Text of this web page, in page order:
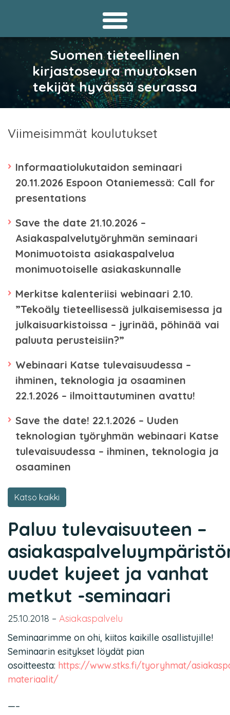
Suomen tieteellinen
kirjastoseura muutoksen
tekijät hyvässä seurassa
Viimeisimmät koulutukset
Informaatiolukutaidon seminaari
20.11.2026 Espoon Otaniemessä: Call for
presentations
Save the date 21.10.2026 –
Asiakaspalvelutyöryhmän seminaari
Monimuotoista asiakaspalvelua
monimuotoiselle asiakaskunnalle
Merkitse kalenteriisi webinaari 2.10.
”Tekoäly tieteellisessä julkaisemisessa ja
julkaisuarkistoissa – jyrinää, pöhinää vai
paluuta perusteisiin?”
Webinaari Katse tulevaisuudessa –
ihminen, teknologia ja osaaminen
22.1.2026 – ilmoittautuminen avattu!
Save the date! 22.1.2026 – Uuden
teknologian työryhmän webinaari Katse
tulevaisuudessa – ihminen, teknologia ja
osaaminen
Katso kaikki
Paluu tulevaisuuteen –
uudet kujeet ja vanhat
metkut -seminaari
25.10.2018 – Asiakaspalvelu
Seminaarimme on ohi, kiitos kaikille osallistujille!
Seminaarin esitykset löydät pian
osoitteesta: https://www.stks.fi/tyoryhmat/
materiaalit/
—–